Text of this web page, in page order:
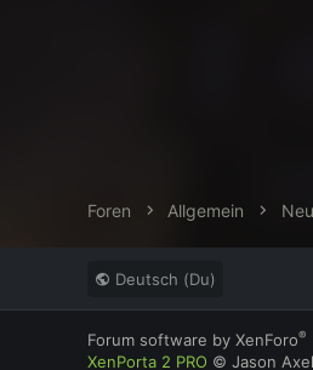
Foren Allgemein
Deutsch (Du)
Forum software by XenForo®
XenPorta 2 PRO © Jason